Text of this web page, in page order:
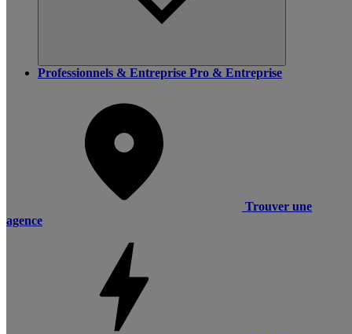
Professionnels & Entreprise Pro & Entreprise
Trouver une
agence